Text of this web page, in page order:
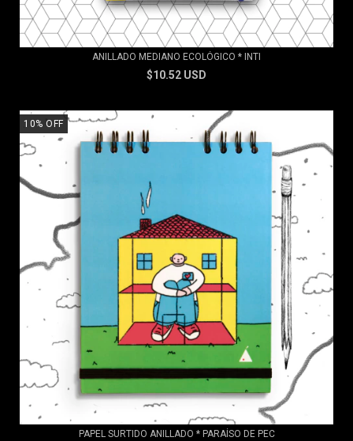
ANILLADO MEDIANO ECOLÓGICO * INTI
$10.52 USD
10% OFF
PAPEL SURTIDO ANILLADO * PARAÍSO DE PEC